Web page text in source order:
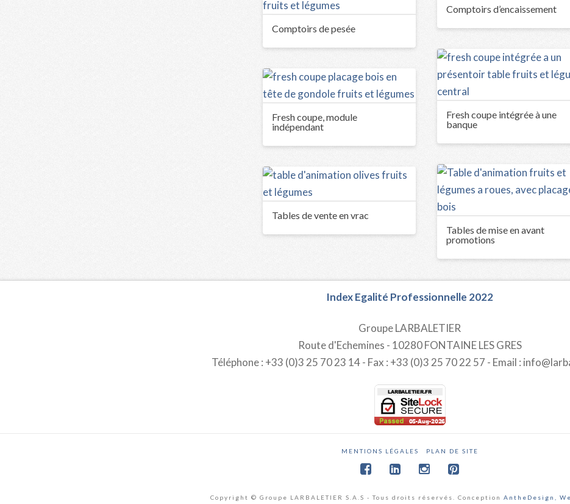
Comptoirs d’encaissement
Comptoirs de pesée
Fresh coupe intégrée à une
banque
Fresh coupe, module
indépendant
Tables de mise en avant
promotions
Tables de vente en vrac
Index Egalité Professionnelle 2022
Groupe LARBALETIER
Route d'Echemines - 10280 FONTAINE LES GRES
Téléphone : +33 (0)3 25 70 23 14 - Fax : +33 (0)3 25 70 22 57 - Email :
MENTIONS LÉGALES PLAN DE SITE
Copyright © Groupe LARBALETIER S.A.S - Tous droits réservés. Conception AntheDesign,